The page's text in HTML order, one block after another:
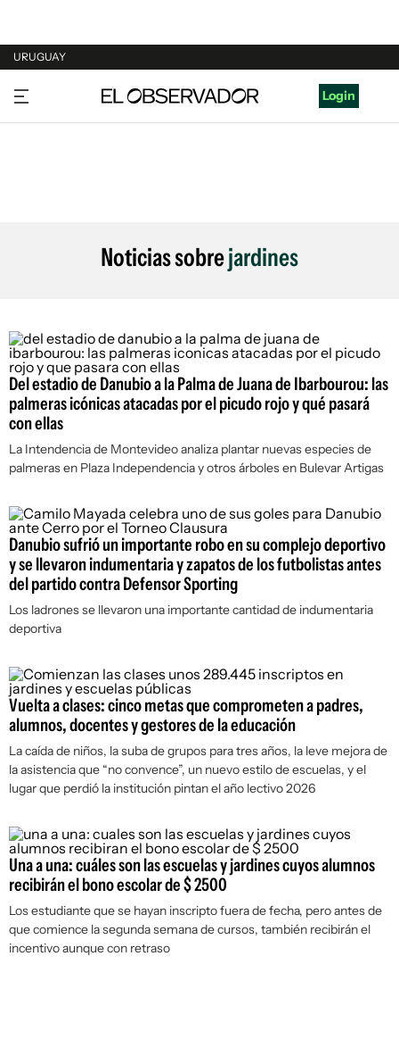
URUGUAY
URUGUAY
ARGENTINA
Login
Noticias sobrejardines
Del estadio de Danubio a la Palma de Juana de Ibarbourou: las
palmeras icónicas atacadas por el picudo rojo y qué pasará
con ellas
La Intendencia de Montevideo analiza plantar nuevas especies de
palmeras en Plaza Independencia y otros árboles en Bulevar Artigas
Danubio sufrió un importante robo en su complejo deportivo
y se llevaron indumentaria y zapatos de los futbolistas antes
del partido contra Defensor Sporting
Los ladrones se llevaron una importante cantidad de indumentaria
deportiva
Vuelta a clases: cinco metas que comprometen a padres,
alumnos, docentes y gestores de la educación
La caída de niños, la suba de grupos para tres años, la leve mejora de
la asistencia que “no convence”, un nuevo estilo de escuelas, y el
lugar que perdió la institución pintan el año lectivo 2026
Una a una: cuáles son las escuelas y jardines cuyos alumnos
recibirán el bono escolar de $ 2500
Los estudiante que se hayan inscripto fuera de fecha, pero antes de
que comience la segunda semana de cursos, también recibirán el
incentivo aunque con retraso